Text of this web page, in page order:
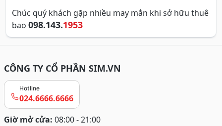
Chúc quý khách gặp nhiều may mắn khi sở hữu thuê
bao 098.143.1953
CÔNG TY CỔ PHẦN SIM.VN
Hotline
024.6666.6666
Giờ mở cửa: 08:00 - 21:00